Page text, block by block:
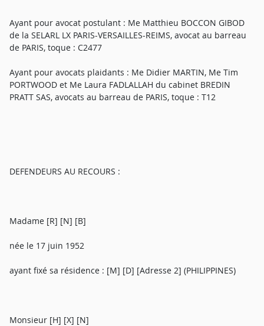
Ayant pour avocat postulant : Me Matthieu BOCCON GIBOD
de la SELARL LX PARIS-VERSAILLES-REIMS, avocat au barreau
de PARIS, toque : C2477
Ayant pour avocats plaidants : Me Didier MARTIN, Me Tim
PORTWOOD et Me Laura FADLALLAH du cabinet BREDIN
PRATT SAS, avocats au barreau de PARIS, toque : T12
DEFENDEURS AU RECOURS :
Madame [R] [N] [B]
née le 17 juin 1952
ayant fixé sa résidence : [M] [D] [Adresse 2] (PHILIPPINES)
Monsieur [H] [X] [N]